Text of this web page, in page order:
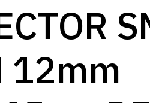
de inspiración
contraseña
12mm